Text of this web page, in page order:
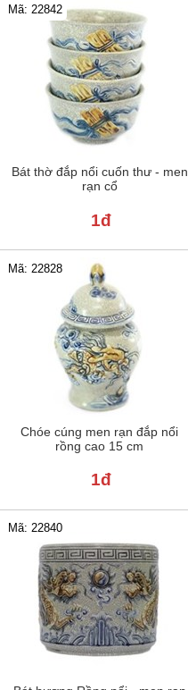
Bát thờ đắp nổi cuốn thư - men
rạn cổ
Mã: 22842
1đ
Chóe cúng men rạn đắp nổi
rồng cao 15 cm
Mã: 22828
1đ
Mã: 22840